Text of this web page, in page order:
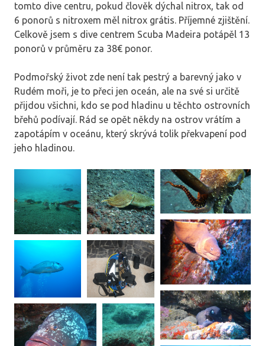
tomto dive centru, pokud člověk dýchal nitrox, tak od
6 ponorů s nitroxem měl nitrox grátis. Příjemné zjištění.
Celkově jsem s dive centrem Scuba Madeira potápěl 13
ponorů v průměru za 38€ ponor.
Podmořský život zde není tak pestrý a barevný jako v
Rudém moři, je to přeci jen oceán, ale na své si určitě
přijdou všichni, kdo se pod hladinu u těchto ostrovních
břehů podívají. Rád se opět někdy na ostrov vrátím a
zapotápím v oceánu, který skrývá tolik překvapení pod
jeho hladinou.